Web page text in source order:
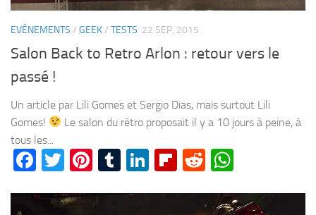
EVÉNEMENTS / GEEK/ TESTS 22 SEP, 2015
Salon Back to Retro Arlon : retour vers le
passé !
Un article par Lili Gomes et Sergio Dias, mais surtout Lili
Gomes!
Le salon du rétro proposait il y a 10 jours à peine, à
tous les...
Facebook
Twitter
Pinterest
Tumblr
LinkedIn
Flipboard
Reddit